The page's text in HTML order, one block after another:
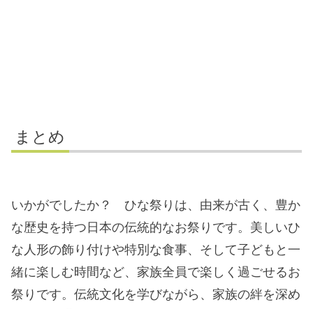
まとめ
いかがでしたか？ ひな祭りは、由来が古く、豊か
な歴史を持つ日本の伝統的なお祭りです。美しいひ
な人形の飾り付けや特別な食事、そして子どもと一
緒に楽しむ時間など、家族全員で楽しく過ごせるお
祭りです。伝統文化を学びながら、家族の絆を深め